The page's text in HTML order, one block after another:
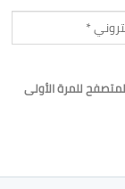
للمرة الأولى